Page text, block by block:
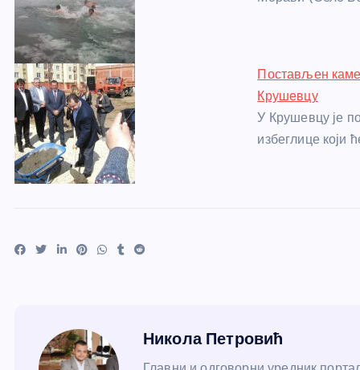
Постављен
Крушевцу
У Крушевцу је
избеглице који
Никола Петровић